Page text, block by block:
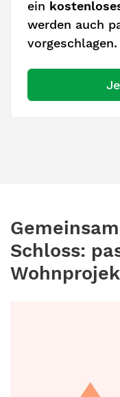
ein
werden auch
vorgeschlagen.
Schloss: